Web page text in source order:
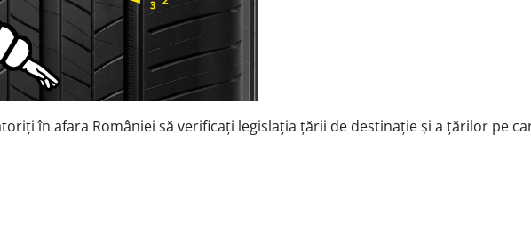
în afara României să verificați legislația țării de destinație și a țărilor pe